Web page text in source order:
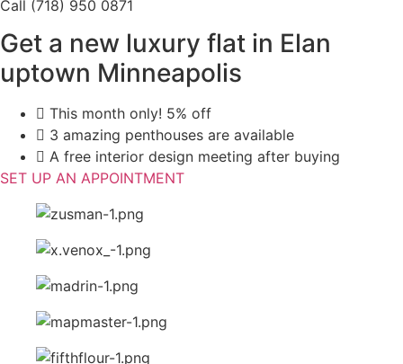
Call (718) 950 0871
Get a new luxury flat in Elan
uptown Minneapolis
This month only! 5% off
3 amazing penthouses are available
A free interior design meeting after buying
SET UP AN APPOINTMENT